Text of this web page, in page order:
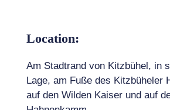
Location:
Am Stadtrand von Kitzbühel, in
Lage, am Fuße des Kitzbüheler
auf den Wilden Kaiser und auf